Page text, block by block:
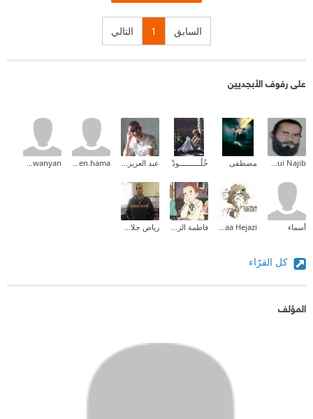
السابق 1 التالي
على رفوف الأبجديين
Chergui Najib مصطفى خُلُــــــــــودْ عبد العزيز سليماني abomazen.hama
mahawanyan
أسماء Fedaa Hejazi فاطمة الزهراء جنان رياض جلال الدين
كل القرّاء
المؤلف